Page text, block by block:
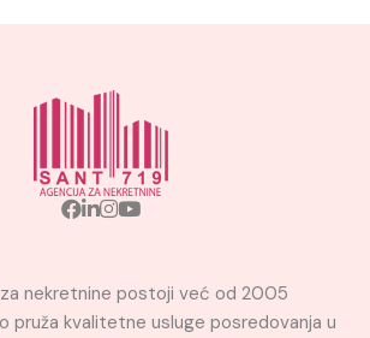
nekretnine postoji već od 2005
pruža kvalitetne usluge posredovanja u